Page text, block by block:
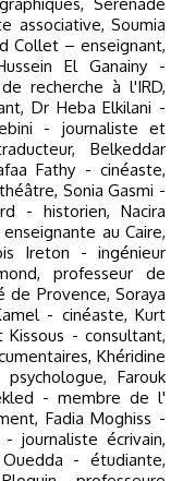
associative, Soumia
Collet – enseignant,
El Ganainy -
recherche à l'IRD,
Dr Heba Elkilani -
- journaliste et
Belkeddar
Fathy - cinéaste,
Sonia Gasmi -
- historien, Nacira
au Caire,
Ireton - ingénieur
professeur de
Provence, Soraya
- cinéaste, Kurt
- consultant,
Khéridine
Farouk
- membre de l'
Fadia Moghiss -
journaliste écrivain,
- étudiante,